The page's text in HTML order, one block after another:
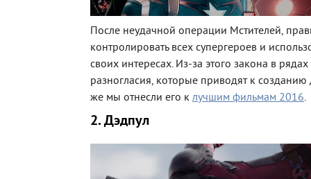
После неудачной операции Мстителей,
контролировать всех супергероев и
своих интересах. Из-за этого закона в
разногласия, которые приводят к созданию
же мы отнесли его к лучшим фильмам 2016.
2. Дэдпул